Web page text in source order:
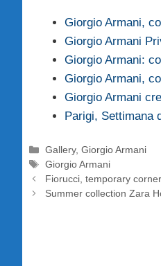
Giorgio Armani,
Giorgio Armani
Giorgio Armani:
Giorgio Armani,
Giorgio Armani
Parigi, Settimana
Categorie
Gallery,Giorgio Armani
Tag
Giorgio Armani
Fiorucci, temporary
Summer collection Zara